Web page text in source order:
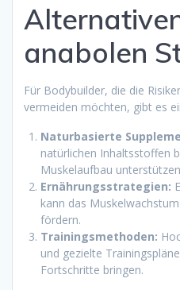
anabolen
Für Bodybuilder, die die
vermeiden möchten, gibt es
Naturbasierte
natürlichen Inhaltsstoffen
Muskelaufbau
Ernährungsstrategien:
kann das
fördern.
Trainingsmethoden:
und gezielte
Fortschritte bringen.